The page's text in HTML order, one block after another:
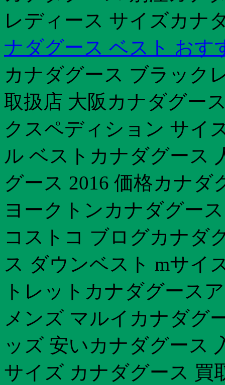
レディース サイズカナ
ナダグース ベスト おす
カナダグース ブラック
取扱店 大阪カナダグー
クスペディション サイ
ル ベストカナダグース
グース 2016 価格カナ
ヨークトンカナダグー
コストコ ブログカナダ
ス ダウンベスト mサイ
トレットカナダグース
メンズ マルイカナダグ
ッズ 安いカナダグース
サイズ カナダグース 買